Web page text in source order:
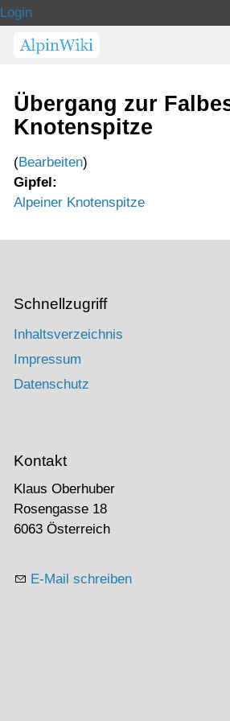
Login
Übergang zur
Knotenspitze
(Bearbeiten)
Gipfel:
Alpeiner Knotenspitze
Schnellzugriff
Inhaltsverzeichnis
Impressum
Datenschutz
Kontakt
Klaus Oberhuber
Rosengasse 18
6063 Österreich
E-Mail schreiben